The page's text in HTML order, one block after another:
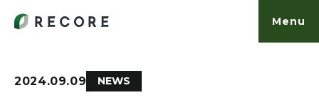
Menu
2024.09.09 NEWS